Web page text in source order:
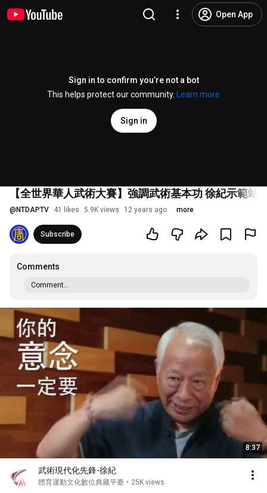
Open App
Sign in to confirm you’re not a bot
This helps protect our community.
Learn more
Sign in
【全世界華人武術大賽】強調武術基本功 徐紀示範站
@ NTDAPTV 41 likes 5.9K views 12 years ago more
Subscribe
Comments
Comment...
8:37
武術現代化先鋒-徐紀
體育運動文化數位典藏平臺 • 25K views